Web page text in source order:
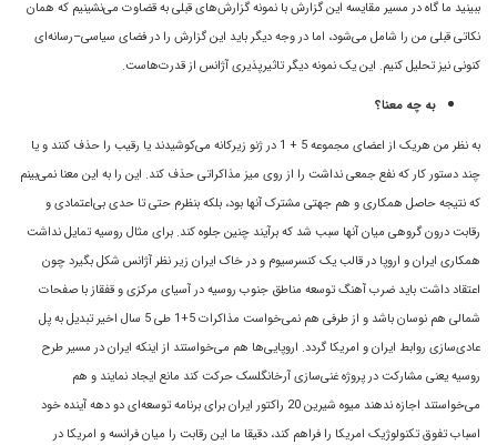
ببینید ما گاه در مسیر مقایسه این گزارش با نمونه گزارش‌های قبلی به قضاوت می‌نشینیم که همان
نکاتی قبلی من را شامل می‌شود، اما در وجه دیگر باید این گزارش را در فضای سیاسی–رسانه‌ای
کنونی نیز تحلیل کنیم. این یک نمونه دیگر تاثیر‌پذیری آژانس از قدرت‌هاست.
به چه معنا؟
به نظر من هریک از اعضای مجموعه 5 + 1 در ژنو زیرکانه می‌کوشیدند یا رقیب را حذف کنند و یا
چند دستور کار که نفع جمعی نداشت را از روی میز مذاکراتی حذف کند. این را به این معنا نمی‌بینم
که نتیجه حاصل همکاری و هم جهتی مشترک آنها بود، بلکه بنظرم حتی تا حدی بی‌اعتمادی و
رقابت درون گروهی میان آنها سبب شد که برآیند چنین جلوه کند. برای مثال روسیه تمایل نداشت
همکاری ایران و اروپا در قالب یک کنسرسیوم و در خاک ایران زیر نظر آژانس شکل بگیرد چون
اعتقاد داشت باید ضرب آهنگ توسعه مناطق جنوب روسیه در آسیای مرکزی و قفقاز با صفحات
شمالی هم نوسان باشد و از طرفی هم نمی‌خواست مذاکرات 5+1 طی 5 سال اخیر تبدیل به پل
عادی‌سازی روابط ایران و امریکا گردد. اروپایی‌ها هم می‌خواستند از اینکه ایران در مسیر طرح
روسیه یعنی مشارکت در پروژه غنی‌سازی آرخانگلسک حرکت کند مانع ایجاد نمایند و هم
می‌خواستند اجازه ندهند میوه شیرین 20 راکتور ایران برای برنامه توسعه‌ای دو دهه آینده خود
اسباب تفوق تکنولوژیک امریکا را فراهم کند، دقیقا ما این رقابت را میان فرانسه و امریکا در